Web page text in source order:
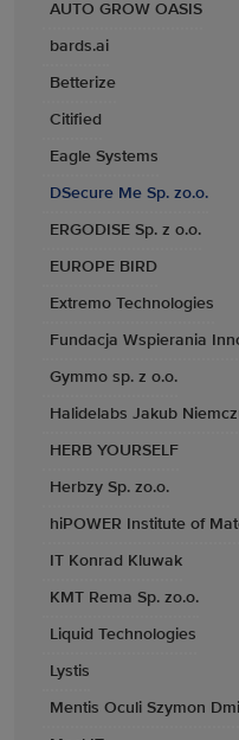
AUTO GROW OASIS
bards.ai
Betterize
Citified
Eagle Systems
DSecure Me Sp. zo.o.
ERGODISE Sp. z o.o.
EUROPE BIRD
Extremo Technologies
Fundacja Wspierania
Gymmo sp. z o.o.
Halidelabs Jakub
HERB YOURSELF
Herbzy Sp. zo.o.
hiPOWER Institute of
IT Konrad Kluwak
KMT Rema Sp. zo.o.
Liquid Technologies
Lystis
Mentis Oculi Szymon